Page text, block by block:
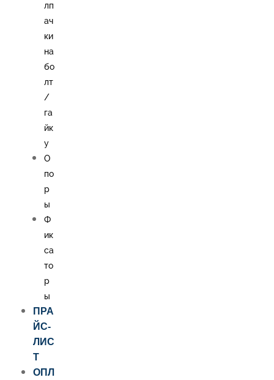
лп
ач
ки
на
бо
лт
/
га
йк
у
О
по
р
ы
Ф
ик
са
то
р
ы
ПРА
ЙС-
ЛИС
Т
ОПЛ